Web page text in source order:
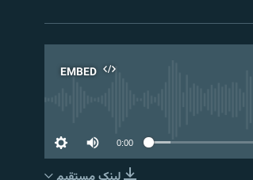
EMBED
0:00